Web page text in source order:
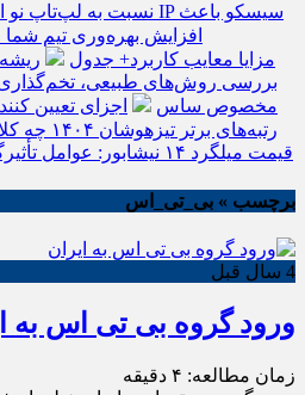
نسبت به لپ‌تاپ
افزایش بهره‌وری تیم
اس(ups)+مزایا معایب کاربرد+ جدول
بررسی روش‌های طبیعی،
مخصوص ساس
اجزای تعیین
رتبه‌های برتر تیزهوشان ۱۴۰۴ چه کلاس‌هایی را انتخاب کردند؟
قیمت میلگرد ۱۴ نیشابور: عوامل تأثیرگذار و پیش‌بینی وضعیت بازار
برچسب » بی_تی_اس
4 سال قبل
ورود گروه بی تی اس به
زمان مطالعه: ۴ دقیقه